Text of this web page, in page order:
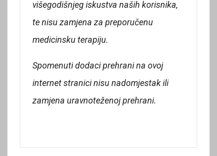
višegodišnjeg iskustva naših korisnika,
te nisu zamjena za preporučenu
medicinsku terapiju.
Spomenuti dodaci prehrani na ovoj
internet stranici nisu nadomjestak ili
zamjena uravnoteženoj prehrani.